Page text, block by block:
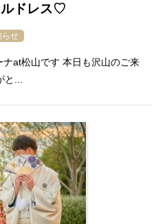
ルドレス♡
らせ
at松山です 本日も沢山のご来
...